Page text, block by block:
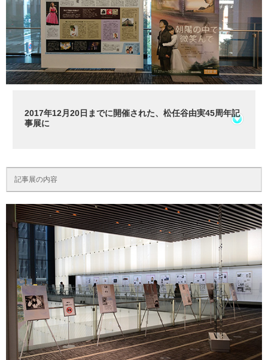
2017年12月20日までに開催された、松任谷由実45周年記
事展に
記事展の内容